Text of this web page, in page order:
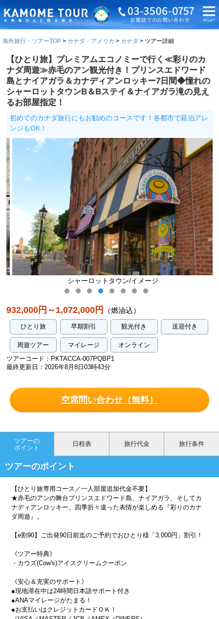
海外旅行・ツアーTOP カナダ・アメリカ カナダ ツアー詳細
【ひとり旅】プレミアムエコノミーで行く≪彩りのカ
ナダ周遊≫赤毛のアン観光付き！プリンスエドワード
島とナイアガラ＆カナディアンロッキー7日間◆憧れの
シャーロットタウンB＆Bステイ＆ナイアガラ滝の見え
るお部屋指定！
初めてのカナダ旅行にもお勧めのコースです！各都市で延泊アレ
ンジもOK！
シャーロットタウン/イメージ
932,000円～1,072,000円 （燃油込）
ひとり旅 早期割引 観光付き 送迎付き
周遊ツアー マイレージ
オンライン
ツアーコード：PKTACCA-007PQBP1
最終更新日：2026年8月8日03時43分
空席問い合わせ（無料）
ツアーの
ポイント
日程表 旅行代金 旅行条件
ツアーのポイント
【ひとり旅専用コース／一人部屋追加代金不要】
★赤毛のアンの舞台プリンスエドワード島、ナイアガラ、そしてカ
ナディアンロッキー。四季折々違った表情が楽しめる『彩りのカナ
ダ周遊』。
【e割90】ご出発90日前迄のご予約でおひとり様「3,000円」割引！
《ツアー特典》
・カウズ(Cow's)アイスクリームクーポン
《安心＆充実のサポート》
●現地滞在中は24時間日本語サポート付き
●ANAマイレージがたまる！
●お支払いはクレジットカードＯＫ！